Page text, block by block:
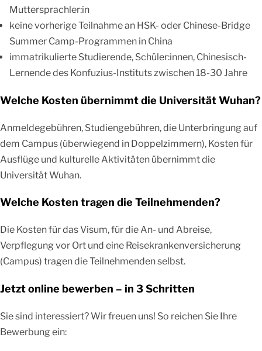
Muttersprachler:in
keine vorherige Teilnahme an HSK- oder Chinese-Bridge
Summer Camp-Programmen in China
immatrikulierte Studierende, Schüler:innen, Chinesisch-
Lernende des Konfuzius-Instituts zwischen 18-30 Jahre
Welche Kosten übernimmt die Universität Wuhan?
Anmeldegebühren, Studiengebühren, die Unterbringung auf
dem Campus (überwiegend in Doppelzimmern), Kosten für
Ausflüge und kulturelle Aktivitäten übernimmt die
Universität Wuhan.
Welche Kosten tragen die Teilnehmenden?
Die Kosten für das Visum, für die An- und Abreise,
Verpflegung vor Ort und eine Reisekrankenversicherung
(Campus) tragen die Teilnehmenden selbst.
Jetzt online bewerben – in 3 Schritten
Sie sind interessiert? Wir freuen uns! So reichen Sie Ihre
Bewerbung ein: